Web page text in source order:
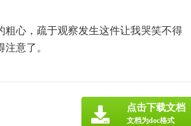
粗心，疏于观察发生这件让我哭笑不得
意了。
点击下载文档
文档为doc格式